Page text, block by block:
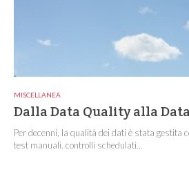
MISCELLANEA
Dalla Data Quality alla
Per decenni, la qualità dei dati è stata gestita
test manuali, controlli schedulati...